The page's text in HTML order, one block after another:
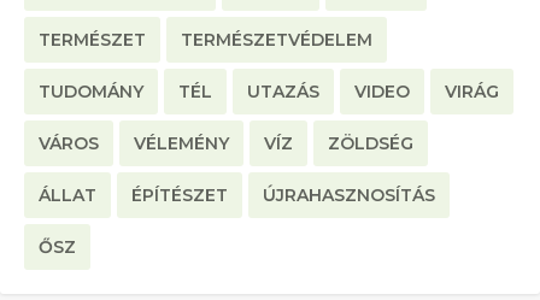
TERMÉSZET TERMÉSZETVÉDELEM
TUDOMÁNY TÉL UTAZÁS VIDEO VIRÁG
VÁROS VÉLEMÉNY VÍZ ZÖLDSÉG
ÁLLAT ÉPÍTÉSZET ÚJRAHASZNOSÍTÁS
ŐSZ